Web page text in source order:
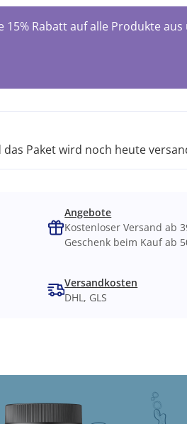
15% Rabatt auf alle Produkte
Paket wird noch heute
Angebote
Kostenloser Versand ab
Geschenk beim Kauf ab
Versandkosten
DHL, GLS